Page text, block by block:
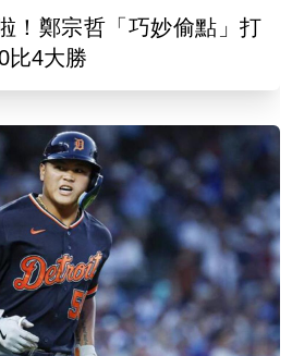
！鄭宗哲「巧妙偷點」打
比4大勝